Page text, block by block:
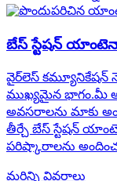
బేస్ స్టేషన్
వైర్‌లెస్ కమ్యూనికేషన్
ముఖ్యమైన భాగం.మీ
అవసరాలను మాకు
తీర్చే బేస్ స్టేషన్
పరిష్కారాలను
మరిన్ని వివరాలు